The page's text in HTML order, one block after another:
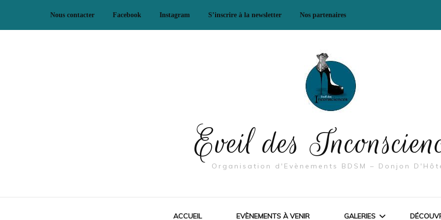
Nous contacter Facebook Instagram S’inscrire à la newsletter Nos partenaires
Mes Partenaires/ Boutiques
& Co
Mes Partenaires – Se
rencontrer, échanger
Eveil des
Organisation d'Evènements BDSM – Donjon
ACCUEIL EVÈNEMENTS À VENIR GALERIES